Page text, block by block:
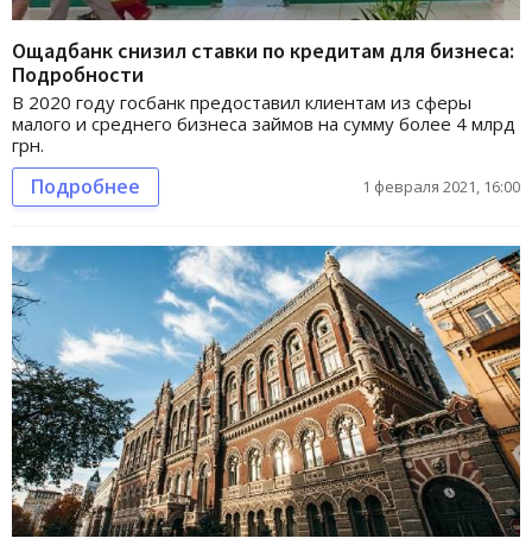
Ощадбанк снизил ставки по кредитам для бизнеса:
Подробности
В 2020 году госбанк предоставил клиентам из сферы
малого и среднего бизнеса займов на сумму более 4 млрд
грн.
Подробнее 1 февраля 2021, 16:00